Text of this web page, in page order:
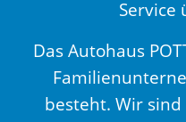
Service
Das Autohaus
besteht. Wir